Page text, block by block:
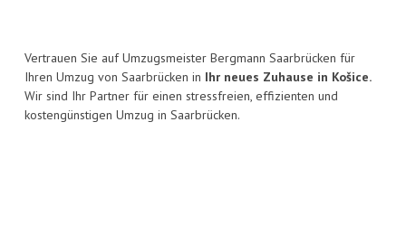
Vertrauen Sie auf Umzugsmeister Bergmann Saarbrücken für
Ihren Umzug von Saarbrücken in Ihr neues Zuhause in Košice.
Wir sind Ihr Partner für einen stressfreien, effizienten und
kostengünstigen Umzug in Saarbrücken.